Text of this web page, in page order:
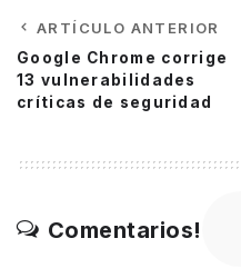
ARTÍCULO ANTERIOR
Google Chrome corrige
13 vulnerabilidades
críticas de seguridad
Comentarios!